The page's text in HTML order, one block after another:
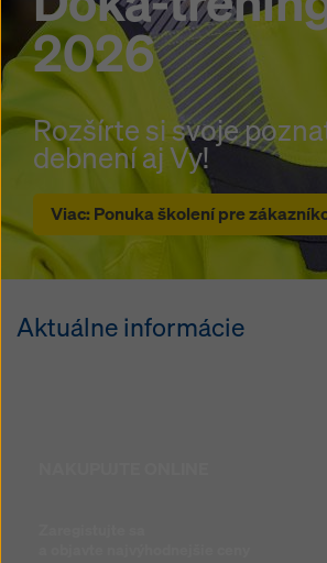
2026
Rozšírte si svoje
debnení aj Vy!
Viac: Ponuka školení pre
Aktuálne informácie